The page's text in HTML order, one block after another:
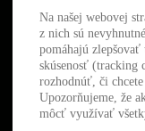
Na našej webovej
z nich sú
pomáhajú
skúsenosť (tracking
rozhodnúť, či
Upozorňujeme, že
môcť využívať